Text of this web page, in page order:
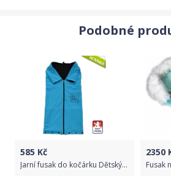
Podobné
585 Kč
Jarní fusak do kočárku Dětský svět Benjamín tyrkysový se slonem
2350